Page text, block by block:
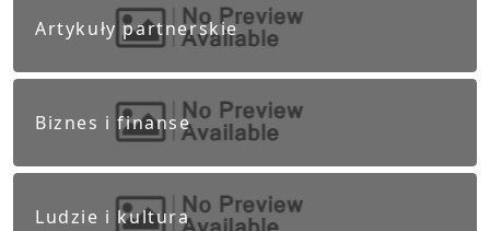
Artykuły partnerskie
Biznes i finanse
Ludzie i kultura